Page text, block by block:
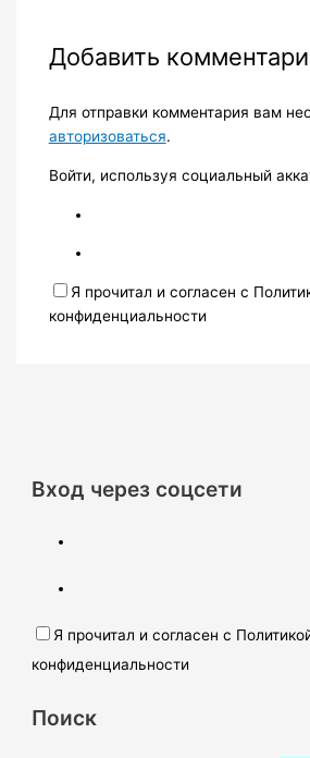
Добавить
Для отправки комментария вам
авторизоваться.
Войти, используя социальный
Я прочитал и согласен с
конфиденциальности
Вход через соцсети
Я прочитал и согласен с
конфиденциальности
Поиск